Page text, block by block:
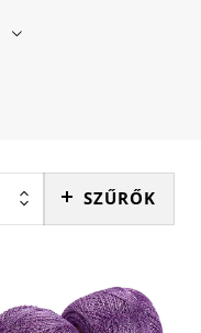
SZŰRŐK